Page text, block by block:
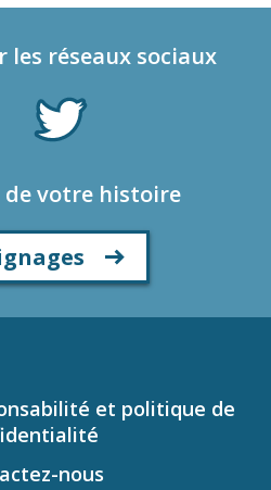
les réseaux sociaux
de votre histoire
et politique de
nous